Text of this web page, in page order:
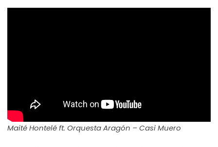
Maité Hontelé ft. Orquesta Aragón – Casi Muero